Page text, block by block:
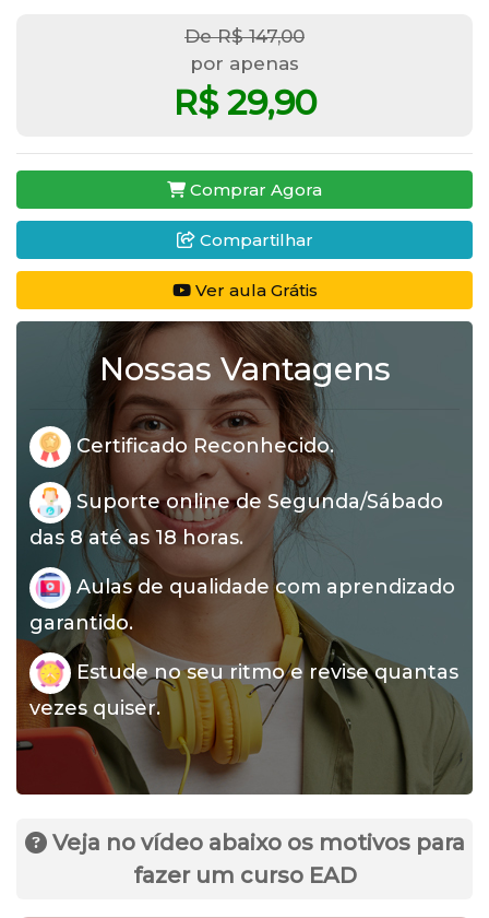
De R$ 147,00
por apenas
R$ 29,90
Comprar Agora
Compartilhar
Ver aula Grátis
Nossas Vantagens
Certificado Reconhecido.
Suporte online de Segunda/Sábado
das 8 até as 18 horas.
Aulas de qualidade com aprendizado
garantido.
Estude no seu ritmo e revise quantas
vezes quiser.
Veja no vídeo abaixo os motivos para
fazer um curso EAD